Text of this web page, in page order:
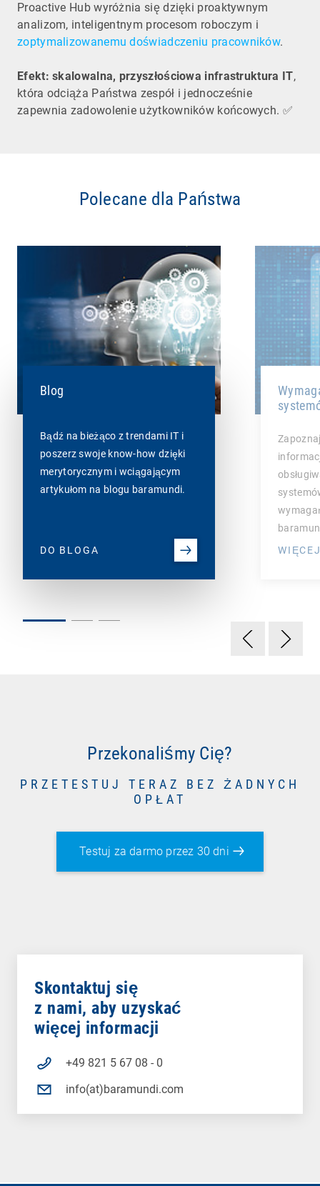
Proactive Hub wyróżnia się dzięki proaktywnym
analizom, inteligentnym procesom roboczym i
zoptymalizowanemu doświadczeniu pracowników.
Efekt: skalowalna, przyszłościowa infrastruktura IT,
która odciąża Państwa zespół i jednocześnie
zapewnia zadowolenie użytkowników końcowych. ✅
Polecane dla Państwa
Blog
Bądź na bieżąco z trendami IT i
poszerz swoje know-how dzięki
merytorycznym i wciągającym
artykułom na blogu baramundi.
DO BLOGA
Przekonaliśmy Cię?
PRZETESTUJ TERAZ BEZ ŻADNYCH
OPŁAT
Testuj za darmo przez 30 dni
Skontaktuj się
z nami, aby uzyskać
więcej informacji
+49 821 5 67 08 - 0
info(at)baramundi.com